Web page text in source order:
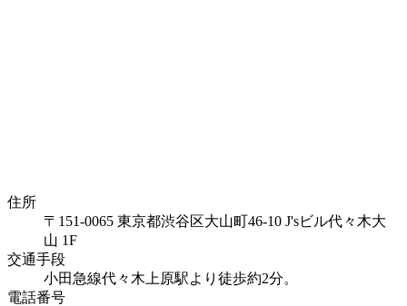
住所
〒151-0065 東京都渋谷区大山町46-10 J'sビル代々木大
山 1F
交通手段
小田急線代々木上原駅より徒歩約2分。
電話番号